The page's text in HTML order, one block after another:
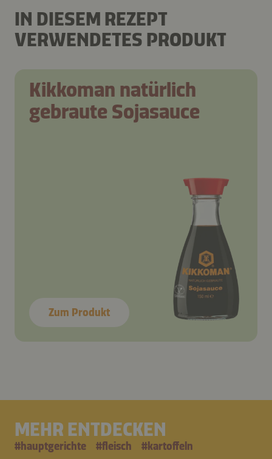
IN DIESEM REZEPT
VERWENDETES PRODUKT
Kikkoman natürlich
gebraute Sojasauce
Zum Produkt
MEHR ENTDECKEN
#hauptgerichte #fleisch #kartoffeln